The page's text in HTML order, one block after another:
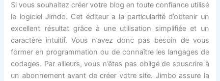
Si vous souhaitez créer votre blog en toute confiance utilisé
le logiciel Jimdo. Cet éditeur a la particularité d’obtenir un
excellent résultat grâce à une utilisation simplifiée et un
caractère intuitif. Vous n’avez donc pas besoin de vous
former en programmation ou de connaître les langages de
codages. Par ailleurs, vous n’êtes pas obligé de souscrire à
un abonnement avant de créer votre site. Jimbo assure la